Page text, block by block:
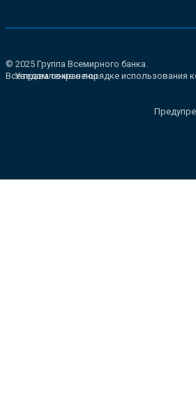
© 2025 Группа Всемирного банка.
Все права сохранены.
Уведомление о порядке использования